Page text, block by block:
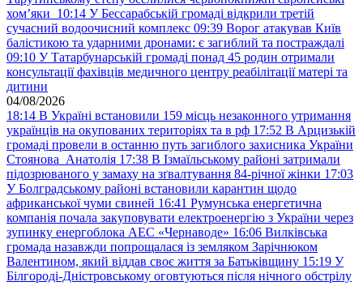
хом’яки 10:14 У Бессарабській громаді відкрили третій
сучасний водоочисний комплекс 09:39 Ворог атакував Київ
балістикою та ударними дронами: є загиблий та постраждалі
09:10 У Татарбунарській громаді понад 45 родин отримали
консультації фахівців медичного центру реабілітації матері та
дитини
04/08/2026
18:14 В Україні встановили 159 місць незаконного утримання
українців на окупованих територіях та в рф 17:52 В Арцизькій
громаді провели в останню путь загиблого захисника України
Стоянова Анатолія 17:38 В Ізмаїльському районі затримали
підозрюваного у замаху на зґвалтування 84-річної жінки 17:03
У Болградському районі встановили карантин щодо
африканської чуми свиней 16:41 Румунська енергетична
компанія почала закуповувати електроенергію з України через
зупинку енергоблока АЕС «Чернаводе» 16:06 Вилківська
громада назавжди попрощалася із земляком Зарічнюком
Валентином, який віддав своє життя за Батьківщину 15:19 У
Білгороді-Дністровському оговтуються після нічного обстрілу